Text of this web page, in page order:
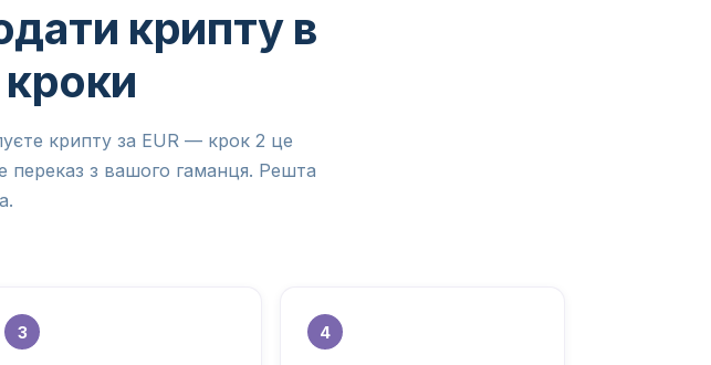
крипту в
крипту за EUR — крок 2 це
з вашого гаманця. Решта